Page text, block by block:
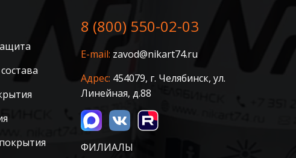
8 (800) 550-02-03
E-mail: zavod@nikart74.ru
Адрес: 454079, г. Челябинск, ул.
Линейная, д.88
ФИЛИАЛЫ